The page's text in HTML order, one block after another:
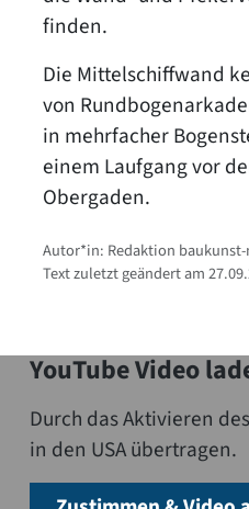
finden.
Die Mittelschiffwand
von
in mehrfacher
einem Laufgang vor
Obergaden.
Autor*in: Redaktion
Text zuletzt geändert am
YouTube Video
Durch das Aktivieren
in den USA übertragen.